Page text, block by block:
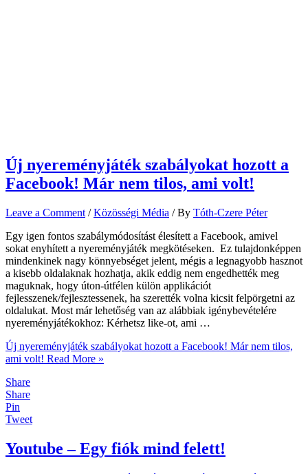
Új nyereményjáték szabályokat hozott a
Facebook! Már nem tilos, ami volt!
Leave a Comment /Közösségi Média / By Tóth-Czere Péter
Egy igen fontos szabálymódosítást élesített a Facebook, amivel
sokat enyhített a nyereményjáték megkötéseken. Ez tulajdonképpen
mindenkinek nagy könnyebséget jelent, mégis a legnagyobb hasznot
a kisebb oldalaknak hozhatja, akik eddig nem engedhették meg
maguknak, hogy úton-útfélen külön applikációt
fejlesszenek/fejlesztessenek, ha szerették volna kicsit felpörgetni az
oldalukat. Most már lehetőség van az alábbiak igénybevételére
nyereményjátékokhoz: Kérhetsz like-ot, ami …
Új nyereményjáték szabályokat hozott a Facebook! Már nem tilos,
ami volt! Read More »
Share
Share
Pin
Tweet
Youtube – Egy fiók mind felett!